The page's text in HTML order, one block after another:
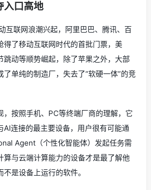
入口高地
互联网浪潮兴起，阿里巴巴、腾讯、百
得了移动互联网时代的首批门票，美
跳动等顺势崛起，除了苹果之外，大部
了单纯的制造厂，失去了“软硬一体”的竞
，按照手机、PC等终端厂商的理解，它
AI连接的最主要设备，用户很有可能通
Agent（个性化智能体）发起任务需
算与云端计算能力的设备才是最了解他
是设备上运行的软件。